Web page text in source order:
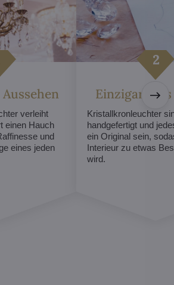
verleiht
einen Hauch
und
eines jeden
Kristallkronleuchter
handgefertigt und
ein Original sein,
Interieur zu etwas
wird.